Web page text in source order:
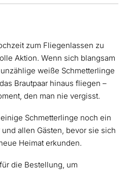
zum Fliegenlassen zu
Aktion. Wenn sich blangsam
weiße Schmetterlinge
Brautpaar hinaus fliegen –
den man nie vergisst.
Schmetterlinge noch ein
allen Gästen, bevor sie sich
Heimat erkunden.
die Bestellung, um